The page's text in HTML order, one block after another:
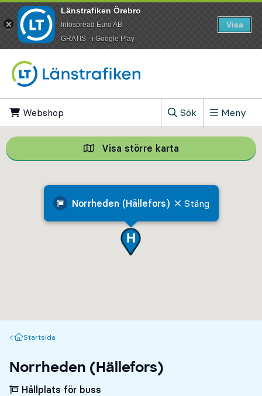
Webshop
Sök
, Visa sökfältet
Meny
Norrheden (Hällefors) Stäng
Visa större karta Visa större
Startsida
Startsida
Norrheden (Hällefors)
Hållplats för buss
Länstrafiken Örebro
Infospread Euro AB
​GRATIS - i Google Play
Visa